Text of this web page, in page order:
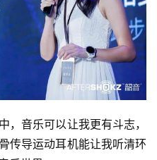
，音乐可以让我更有斗志，
传导运动耳机能让我听清环